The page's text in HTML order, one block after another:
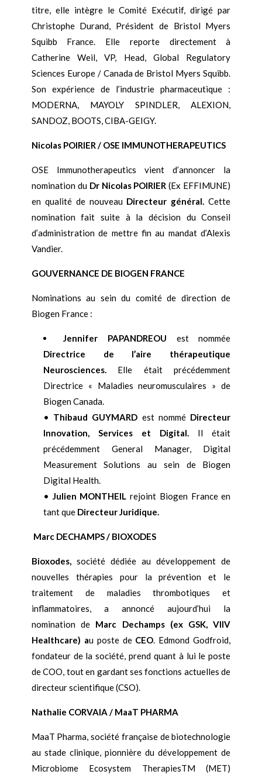
titre, elle intègre le Comité Exécutif, dirigé par
Christophe Durand, Président de Bristol Myers
Squibb France. Elle reporte directement à
Catherine Weil, VP, Head, Global Regulatory
Sciences Europe / Canada de Bristol Myers Squibb.
Son expérience de l’industrie pharmaceutique :
MODERNA, MAYOLY SPINDLER, ALEXION,
SANDOZ, BOOTS, CIBA-GEIGY.
Nicolas POIRIER / OSE IMMUNOTHERAPEUTICS
OSE Immunotherapeutics vient d’annoncer la
nomination du Dr Nicolas POIRIER (Ex EFFIMUNE)
en qualité de nouveau Directeur général. Cette
nomination fait suite à la décision du Conseil
d’administration de mettre fin au mandat d’Alexis
Vandier.
GOUVERNANCE DE BIOGEN FRANCE
Nominations au sein du comité de direction de
Biogen France :
Jennifer PAPANDREOU est nommée
Directrice de l’aire thérapeutique
Neurosciences.Elle était précédemment
Directrice « Maladies neuromusculaires » de
Biogen Canada.
• Thibaud GUYMARD est nommé Directeur
Innovation, Services et Digital. Il était
précédemment General Manager, Digital
Measurement Solutions au sein de Biogen
Digital Health.
• Julien MONTHEILrejoint Biogen France en
tant que Directeur Juridique.
Marc DECHAMPS / BIOXODES
Bioxodes,société dédiée au développement de
nouvelles thérapies pour la prévention et le
traitement de maladies thrombotiques et
inflammatoires, a annoncé aujourd’hui la
nomination de Marc Dechamps (ex GSK, VIIV
Healthcare) au poste de CEO. Edmond Godfroid,
fondateur de la société, prend quant à lui le poste
de COO, tout en gardant ses fonctions actuelles de
directeur scientifique (CSO).
Nathalie CORVAIA / MaaT PHARMA
MaaT Pharma, société française de biotechnologie
au stade clinique, pionnière du développement de
Microbiome Ecosystem TherapiesTM (MET)